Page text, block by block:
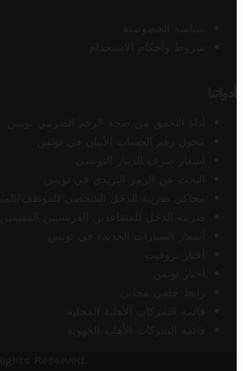
سياسة الخصوصية
شروط وأحكام الاستخدام
أدواتنا
أداة التحقق من صحة الرقم الضريبي تونس
محول رقم الحساب الآيبان في تونس
أسعار صرف الدينار التونسي
البحث عن الرمز البريدي في تونس
محاكي ضريبة الدخل الشخصي للموظف/
ضريبة الدخل للمتقاعدين الفرنسيين
أسعار السيارات الجديدة في تونس
أخبار تروفيت
أخبار تونس
رابط خلفي مجاني
قائمة الشركات الأهلية المحلية
قائمة الشركات الأهلية الجهوية
Reserved.